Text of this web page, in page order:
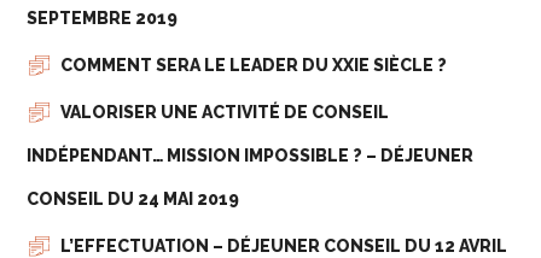
SEPTEMBRE 2019
COMMENT SERA LE LEADER DU XXIE SIÈCLE ?
VALORISER UNE ACTIVITÉ DE CONSEIL
INDÉPENDANT… MISSION IMPOSSIBLE ? – DÉJEUNER
CONSEIL DU 24 MAI 2019
L’EFFECTUATION – DÉJEUNER CONSEIL DU 12 AVRIL